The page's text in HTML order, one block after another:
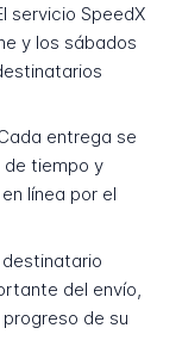
servicio SpeedX
y los sábados
entrega se
tiempo y
línea por el
destinatario
del envío,
de su